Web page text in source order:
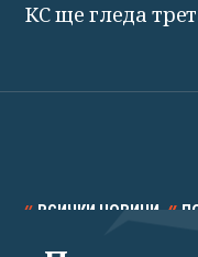
КС ще гледа
ВСИЧКИ НОВИНИ